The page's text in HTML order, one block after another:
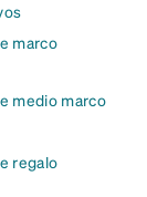
marco
medio marco
regalo